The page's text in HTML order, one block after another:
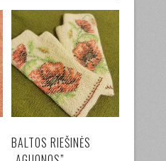
BALTOS RIEŠINĖS